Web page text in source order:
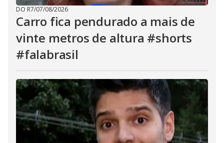
DO R7/07/08/2026
Carro fica pendurado a mais de
vinte metros de altura #shorts
#falabrasil